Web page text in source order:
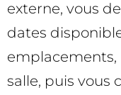
externe, vous
dates
emplacements,
salle, puis vous